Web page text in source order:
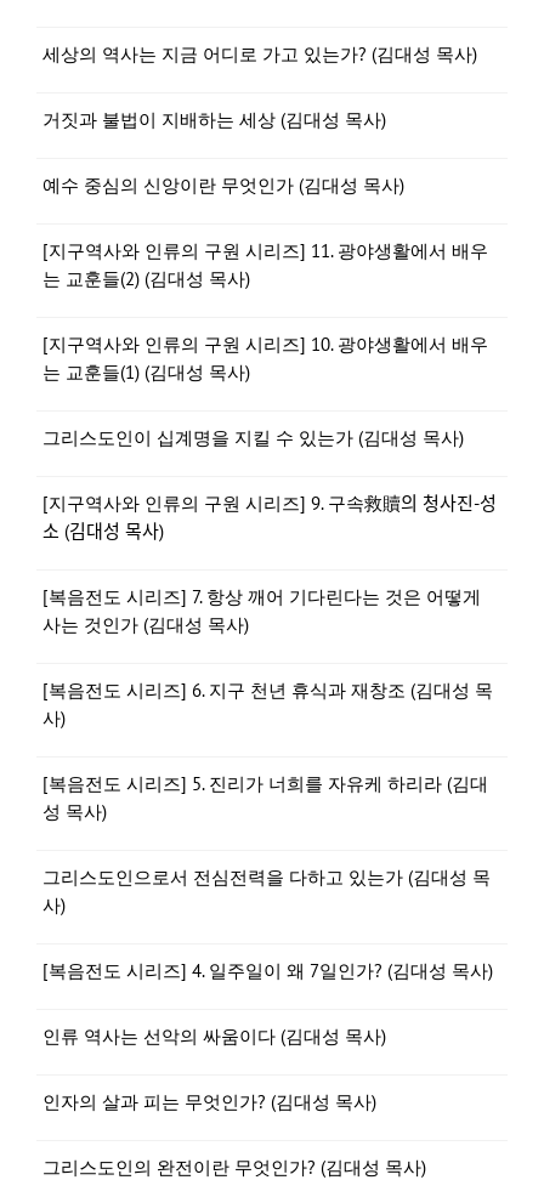
세상의 역사는 지금 어디로 가고 있는가? (김대성 목사)
거짓과 불법이 지배하는 세상 (김대성 목사)
예수 중심의 신앙이란 무엇인가 (김대성 목사)
[지구역사와 인류의 구원 시리즈] 11. 광야생활에서 배우
는 교훈들(2) (김대성 목사)
[지구역사와 인류의 구원 시리즈] 10. 광야생활에서 배우
는 교훈들(1) (김대성 목사)
그리스도인이 십계명을 지킬 수 있는가 (김대성 목사)
[지구역사와 인류의 구원 시리즈] 9. 구속救贖의 청사진-성
소 (김대성 목사)
[복음전도 시리즈] 7. 항상 깨어 기다린다는 것은 어떻게
사는 것인가 (김대성 목사)
[복음전도 시리즈] 6. 지구 천년 휴식과 재창조 (김대성 목
사)
[복음전도 시리즈] 5. 진리가 너희를 자유케 하리라 (김대
성 목사)
그리스도인으로서 전심전력을 다하고 있는가 (김대성 목
사)
[복음전도 시리즈] 4. 일주일이 왜 7일인가? (김대성 목사)
인류 역사는 선악의 싸움이다 (김대성 목사)
인자의 살과 피는 무엇인가? (김대성 목사)
그리스도인의 완전이란 무엇인가? (김대성 목사)